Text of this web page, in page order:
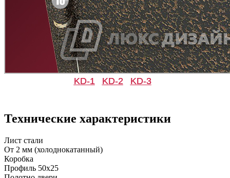
KD-1 KD-2 KD-3
Технические характеристики
Лист стали
От 2 мм (холоднокатанный)
Коробка
Профиль 50х25